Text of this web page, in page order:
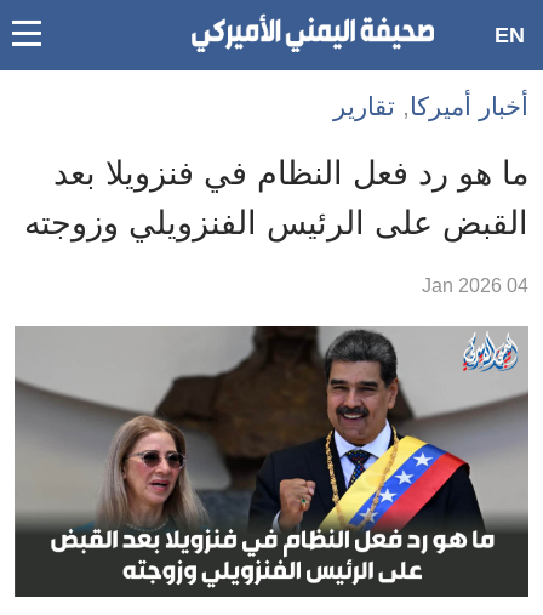
Accessibility
links
الرئيسي
الأقسام
Skip
Search
EN
أخبار أميركا, تقارير
ما هو رد فعل النظام في فنزويلا بعد
القبض على الرئيس الفنزويلي وزوجته
04 Jan 2026